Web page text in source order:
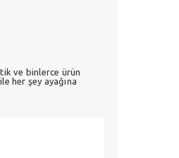
ve binlerce ürün
her şey ayağına